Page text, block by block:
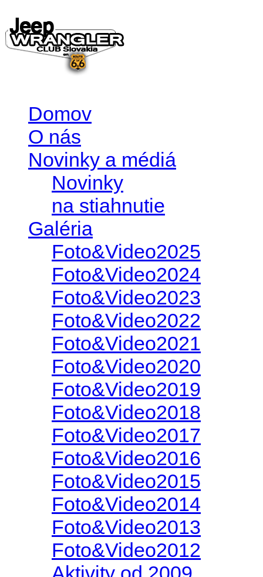
Domov
O nás
Novinky a médiá
Novinky
na stiahnutie
Galéria
Foto&Video2025
Foto&Video2024
Foto&Video2023
Foto&Video2022
Foto&Video2021
Foto&Video2020
Foto&Video2019
Foto&Video2018
Foto&Video2017
Foto&Video2016
Foto&Video2015
Foto&Video2014
Foto&Video2013
Foto&Video2012